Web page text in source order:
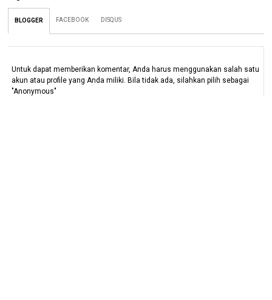
BLOGGER FACEBOOK DISQUS
Untuk dapat memberikan komentar, Anda harus menggunakan salah satu
akun atau profile yang Anda miliki. Bila tidak ada, silahkan pilih sebagai
"Anonymous"